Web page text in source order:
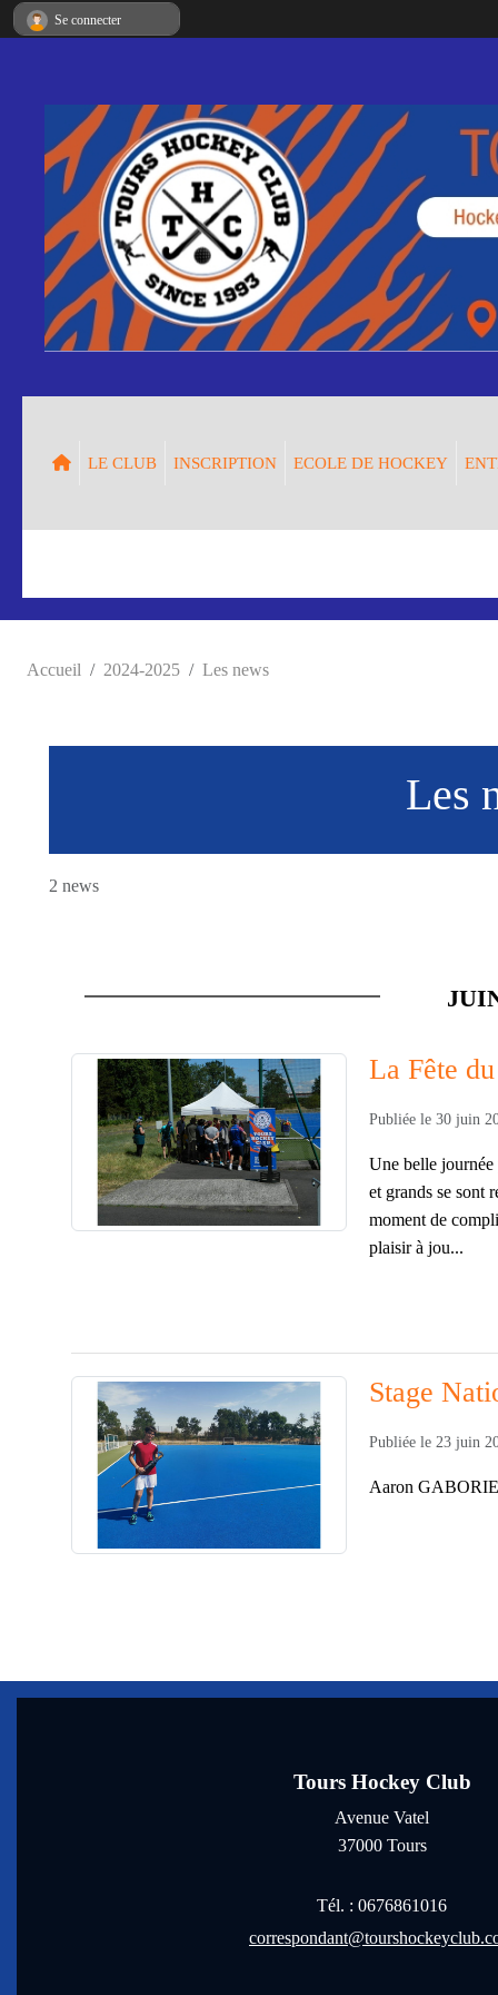
LE CLUB INSCRIPTION ECOLE DE HOCKEY
Accueil 2024-2025 Les news
Les
2 news
La Fête
Publiée le 30 juin
Une belle
et grands se sont
moment de
plaisir à jou...
Stage
Publiée le 23 juin
Aaron
Tours Hockey Club
Avenue Vatel
37000 Tours
Tél. : 0676861016
Se connecter
Panneau de gestion des cookies